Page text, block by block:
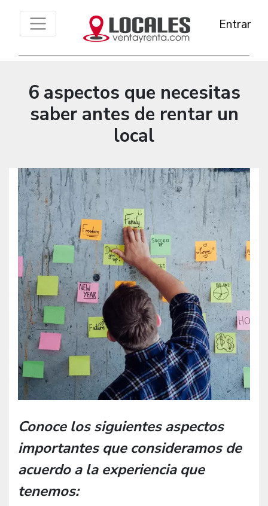
Entrar
6 aspectos que necesitas
saber antes de rentar un
local
Conoce los siguientes aspectos
importantes que consideramos de
acuerdo a la experiencia que
tenemos: